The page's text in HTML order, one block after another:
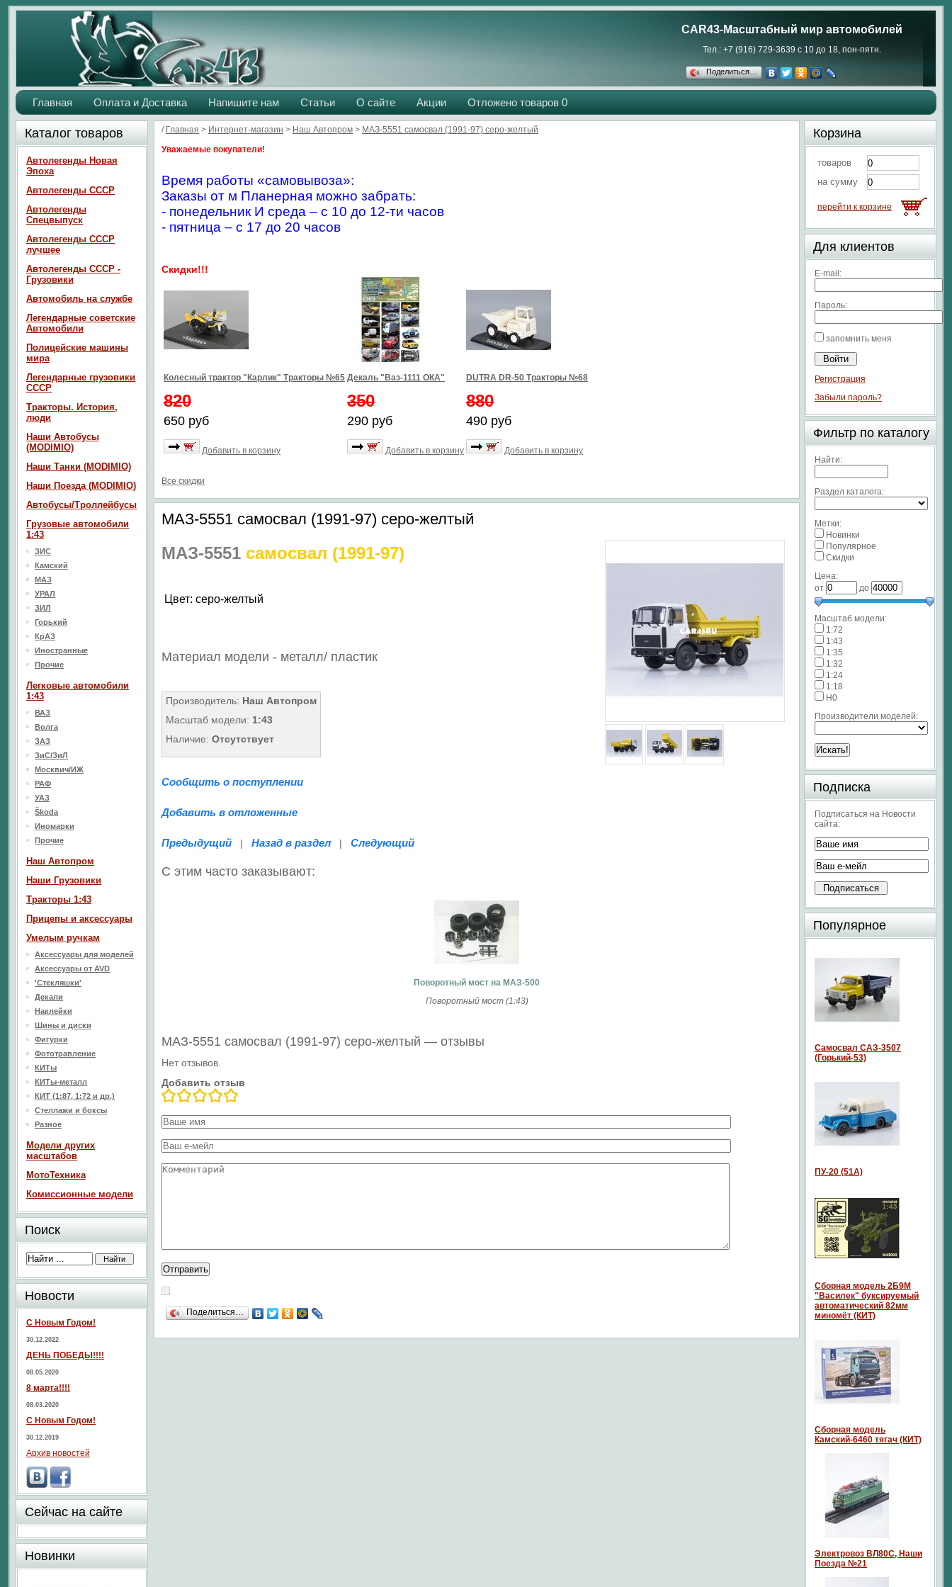
CAR43-Масштабный мир автомобилей
Тел.: +7 (916) 729-3639 с 10 до 18, пон-пятн.
Поделиться…
Главная Оплата и Доставка Напишите нам Статьи О сайте Акции Отложено товаров 0
/ Главная > Интернет-магазин > Наш Aвтопром > МАЗ-5551 самосвал (1991-97) серо-желтый
Уважаемые покупатели!
Время работы «самовывоза»:
Заказы от м Планерная можно забрать:
- понедельник И среда – с 10 до 12-ти часов
- пятница – с 17 до 20 часов
Скидки!!!
Колесный трактор "Карлик" Тракторы №65
820
650 руб
Добавить в корзину
Декаль "Ваз-1111 ОКА"
350
290 руб
Добавить в корзину
DUTRA DR-50 Тракторы №68
880
490 руб
Добавить в корзину
Все скидки
МАЗ-5551 самосвал (1991-97) серо-желтый
МАЗ-5551 самосвал (1991-97)
Цвет: серо-желтый
Материал модели - металл/ пластик
Производитель: Наш Автопром
Масштаб модели: 1:43
Наличие: Отсутствует
Сообщить о поступлении
Добавить в отложенные
Предыдущий | Назад в раздел | Следующий
С этим часто заказывают:
Поворотный мост на МАЗ-500
Поворотный мост (1:43)
МАЗ-5551 самосвал (1991-97) серо-желтый — отзывы
Нет отзывов.
Добавить отзыв
Поделиться…
Каталог товаров
Автолегенды Новая
Эпоха
Автолегенды СССР
Автолегенды
Спецвыпуск
Автолегенды СССР
лучшее
Автолегенды СССР -
Грузовики
Автомобиль на службе
Легендарные советские
Автомобили
Полицейские машины
мира
Легендарные грузовики
СССР
Тракторы. История,
люди
Наши Автобусы
(MODIMIO)
Наши Танки (MODIMIO)
Наши Поезда (MODIMIO)
Автобусы/Троллейбусы
Грузовые автомобили
1:43
ЗИС
Камский
МАЗ
УРАЛ
ЗИЛ
Горький
КрАЗ
Иностранные
Прочие
Легковые автомобили
1:43
ВАЗ
Волга
ЗАЗ
ЗиС/ЗиЛ
Москвич/ИЖ
РАФ
УАЗ
Škoda
Иномарки
Прочие
Наш Aвтопром
Наши Грузовики
Тракторы 1:43
Прицепы и аксессуары
Умелым ручкам
Аксессуары для моделей
Аксессуары от AVD
'Стекляшки'
Декали
Наклейки
Шины и диски
Фигурки
Фототравление
КИТы
КИТы-металл
КИТ (1:87, 1:72 и др.)
Стеллажи и боксы
Разное
Модели других
масштабов
МотоТехника
Комиссионные модели
Поиск
Новости
С Новым Годом!
30.12.2022
ДЕНЬ ПОБЕДЫ!!!!
08.05.2020
8 марта!!!!
08.03.2020
С Новым Годом!
30.12.2019
Архив новостей
Сейчас на сайте
Новинки
Корзина
товаров
на сумму
перейти к корзине
Для клиентов
E-mail:
Пароль:
запомнить меня
Регистрация
Забыли пароль?
Фильтр по каталогу
Найти:
Раздел каталога:
Метки:
Новинки
Популярное
Скидки
Цена:
от
до
Масштаб модели:
1:72
1:43
1:35
1:32
1:24
1:18
H0
Производители моделей:
Подписка
Подписаться на Новости
сайта:
Популярное
Самосвал САЗ-3507
(Горький-53)
ПУ-20 (51А)
Сборная модель 2Б9М
"Василек" буксируемый
автоматический 82мм
миномёт (КИТ)
Сборная модель
Камский-6460 тягач (КИТ)
Электровоз ВЛ80С, Наши
Поезда №21